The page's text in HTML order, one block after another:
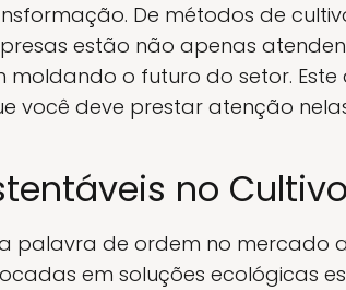
De métodos de
estão não apenas
o futuro do setor.
você deve prestar atenção
no
palavra de ordem no mercado
em soluções ecológicas